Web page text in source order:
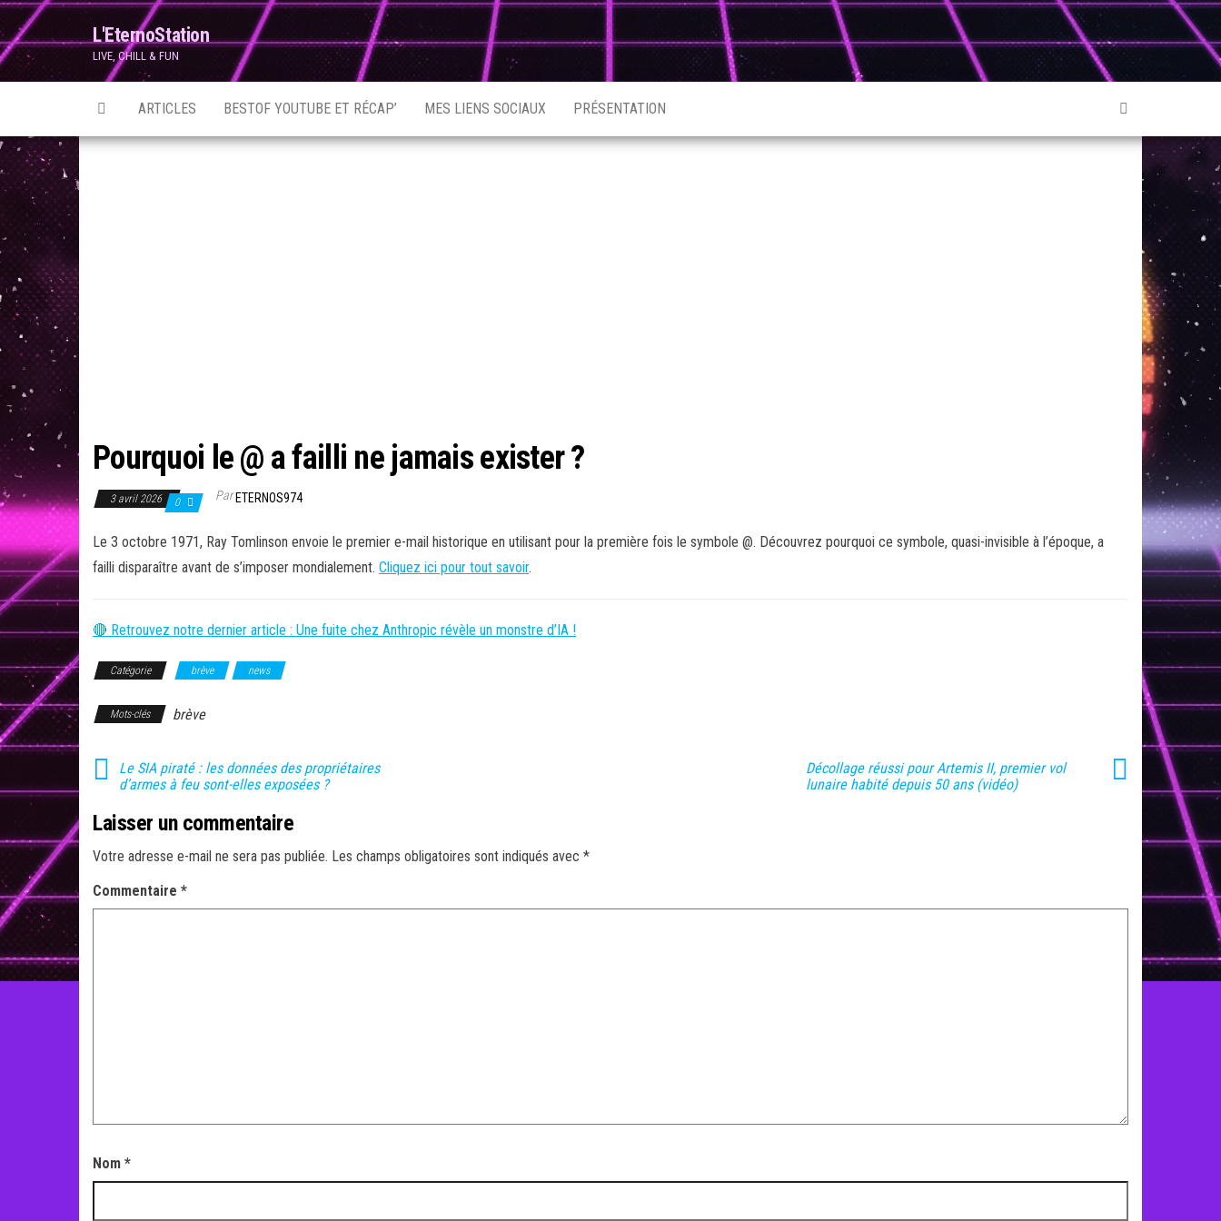
Skip
to
the
content
L'EternoStation
LIVE, CHILL & FUN
ARTICLES BESTOF YOUTUBE ET RÉCAP’ MES LIENS SOCIAUX PRÉSENTATION
Pourquoi le @ a failli ne jamais exister ?
3 avril 2026 0 ParETERNOS974
Le 3 octobre 1971, Ray Tomlinson envoie le premier e-mail historique en utilisant pour la première fois le symbole @. Découvrez pourquoi ce symbole, quasi-invisible à l’époque, a
failli disparaître avant de s’imposer mondialement. Cliquez ici pour tout savoir.
🔴 Retrouvez notre dernier article : Une fuite chez Anthropic révèle un monstre d’IA !
Catégorie brève news
Mots-clés brève
Le SIA piraté : les données des propriétaires
d’armes à feu sont-elles exposées ?
Décollage réussi pour Artemis II, premier vol
lunaire habité depuis 50 ans (vidéo)
Laisser un commentaire
Votre adresse e-mail ne sera pas publiée. Les champs obligatoires sont indiqués avec *
Commentaire *
Nom *